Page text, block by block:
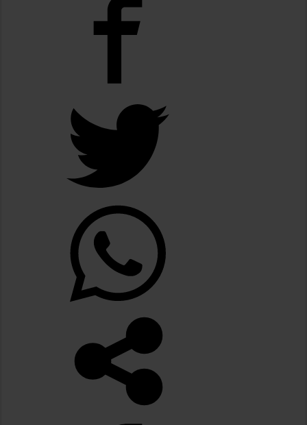
La Cámara de Casación confirmó el procesamiento de Julio de Vido y su
La contundente respuesta de Benegas Lynch a una senadora K que quiso